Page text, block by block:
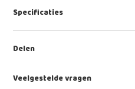
Specificaties
Delen
Veelgestelde vragen